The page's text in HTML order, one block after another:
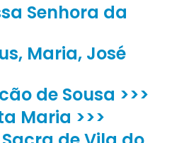
Senhora da
Maria, José
de Sousa >>>
Maria >>>